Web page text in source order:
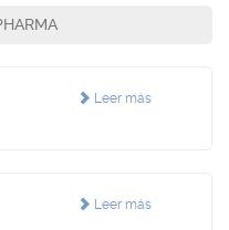
Leer más
Leer más